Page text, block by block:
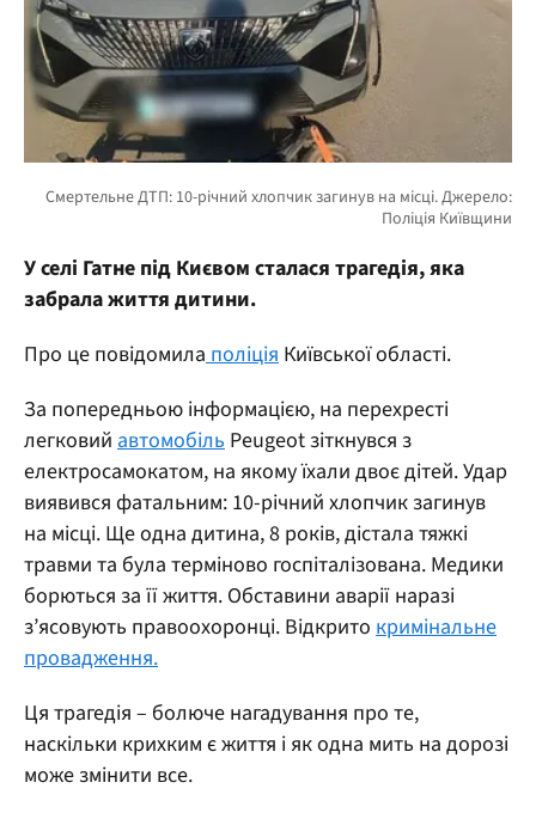
У селі Гатне під Києвом сталася трагедія, яка
забрала життя дитини.
Про це повідомила поліція Київської області.
За попередньою інформацією, на перехресті
легковий автомобіль Peugeot зіткнувся з
електросамокатом, на якому їхали двоє дітей. Удар
виявився фатальним: 10-річний хлопчик загинув
на місці. Ще одна дитина, 8 років, дістала тяжкі
травми та була терміново госпіталізована. Медики
борються за її життя. Обставини аварії наразі
з’ясовують правоохоронці. Відкрито кримінальне
провадження.
Ця трагедія – болюче нагадування про те,
наскільки крихким є життя і як одна мить на дорозі
може змінити все.